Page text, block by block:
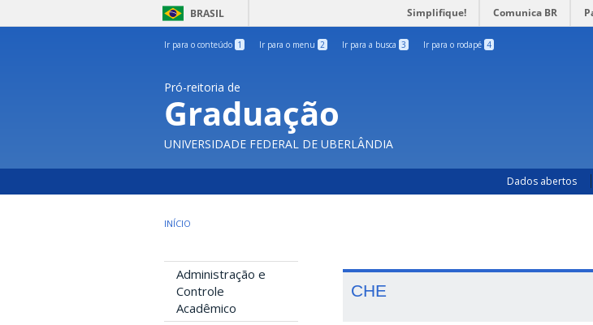
BRASIL Simplifique! Comunica BR
Ir para o conteúdo 1 Ir para o menu 2 Ir para a busca 3 Ir para o rodapé 4
Pró-reitoria de
Graduação
UNIVERSIDADE FEDERAL DE UBERLÂNDIA
Dados abertos
INÍCIO
Administração e
Controle
Acadêmico
CHE